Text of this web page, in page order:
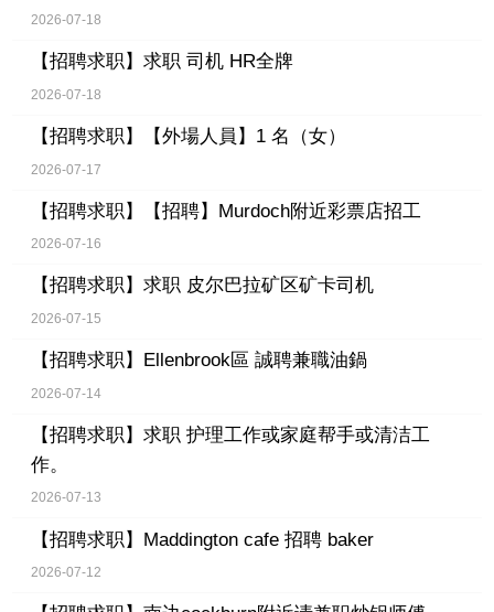
2026-07-18
【招聘求职】 求职 司机 HR全牌
2026-07-18
【招聘求职】 【外場人員】1 名（女）
2026-07-17
【招聘求职】 【招聘】Murdoch附近彩票店招工
2026-07-16
【招聘求职】 求职 皮尔巴拉矿区矿卡司机
2026-07-15
【招聘求职】 Ellenbrook區 誠聘兼職油鍋
2026-07-14
【招聘求职】 求职 护理工作或家庭帮手或清洁工
作。
2026-07-13
【招聘求职】 Maddington cafe 招聘 baker
2026-07-12